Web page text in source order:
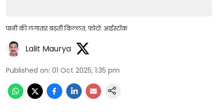
पानी की लगातार बढ़ती किल्लत; फोटो: आईस्टॉक
Lalit Maurya
Published on: 01 Oct 2025, 1:35 pm